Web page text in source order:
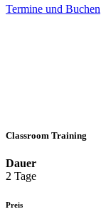
Termine und Buchen
Classroom Training
Dauer
2 Tage
Preis